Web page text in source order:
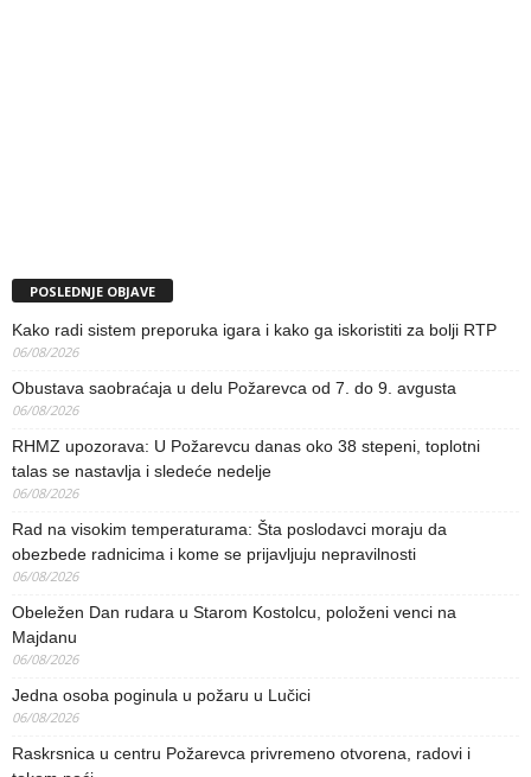
POSLEDNJE OBJAVE
Kako radi sistem preporuka igara i kako ga iskoristiti za bolji RTP
06/08/2026
Obustava saobraćaja u delu Požarevca od 7. do 9. avgusta
06/08/2026
RHMZ upozorava: U Požarevcu danas oko 38 stepeni, toplotni
talas se nastavlja i sledeće nedelje
06/08/2026
Rad na visokim temperaturama: Šta poslodavci moraju da
obezbede radnicima i kome se prijavljuju nepravilnosti
06/08/2026
Obeležen Dan rudara u Starom Kostolcu, položeni venci na
Majdanu
06/08/2026
Jedna osoba poginula u požaru u Lučici
06/08/2026
Raskrsnica u centru Požarevca privremeno otvorena, radovi i